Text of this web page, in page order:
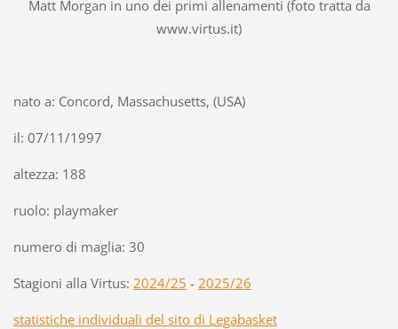
Matt Morgan in uno dei primi allenamenti (foto tratta da
www.virtus.it)
nato a: Concord, Massachusetts, (USA)
il: 07/11/1997
altezza: 188
ruolo: playmaker
numero di maglia: 30
Stagioni alla Virtus: 2024/25 - 2025/26
statistiche individuali del sito di Legabasket